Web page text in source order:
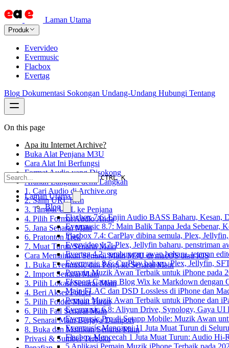
Laman Utama
Produk
Evervideo
Evermusic
Flacbox
Evertag
Blog Dokumentasi Sokongan Undang-Undang Hubungi Tentang
CTRL K
Laman Utama
Blog
Flacbox 7.6: Enjin Audio BASS Baharu, Kesan,
Evermusic 8.7: Main Balik Tanpa Jeda Sebenar,
Flacbox 7.4: CarPlay dibina semula, Plex,
Evervideo 1.7: Plex, Jellyfin baharu, penstriman
Evertag 4.2: sambungan awan baharu, tetapan
Evermusic 8.6: CarPlay baharu, Plex, Jellyfin,
Pemain Muzik Awan Terbaik untuk iPhone pada
Eksport Catatan Blog Wix ke Markdown dengan
Main FLAC dan DSD Lossless di iPhone dan
Pemain Muzik Awan Terbaik untuk iPhone dan
Evermusic 6.8: Aliyun Drive, Synology, Gaya UI
Evermusic Pro di Setapp Mobile: Muzik Awan
Evermusic Mencapai 11 Juta Muat Turun di
Flacbox Mencecah 1 Juta Muat Turun: Audio Hi-
5 Aplikasi Pemain Muzik iPhone Terbaik pada
On this page
Apa itu Internet Archive?
Buka Alat Penjana M3U
Cara Alat Ini Berfungsi
Format Audio yang Disokong
Arahan Langkah demi Langkah
1. Cari Audio di Archive.org
2. Salin URL Item
3. Tampal URL ke Penjana
4. Pilih Format Audio Anda
5. Jana Senarai Main
6. Pratonton Trek
7. Muat Turun Senarai Main
Cara Memainkan Senarai Main M3U di macOS atau iOS
1. Buka Evermusic dan Pergi ke Senarai Main
2. Import Senarai Main
3. Pilih Lokasi Senarai Main
4. Beri Akses Folder
5. Pilih Folder Muat Turun
6. Pilih Fail Senarai Main
7. Senarai Main Berjaya Diimport
8. Buka dan Mainkan Senarai Main
Privasi & Sumber Terbuka